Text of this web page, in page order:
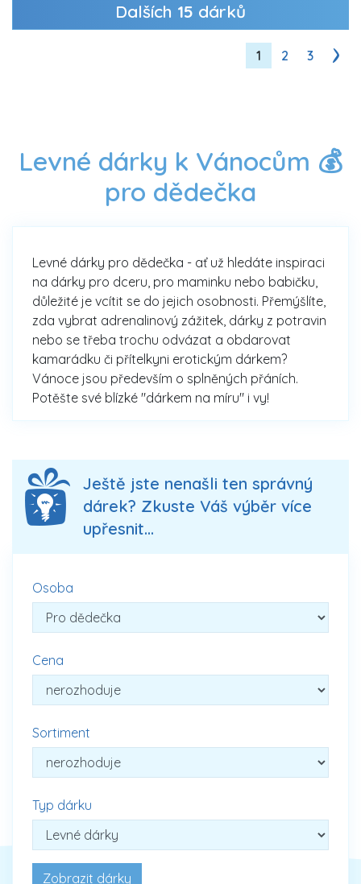
Dalších 15 dárků
1 2 3
Levné dárky k Vánocům 💰
pro dědečka
Levné dárky pro dědečka - ať už hledáte inspiraci
na dárky pro dceru, pro maminku nebo babičku,
důležité je vcítit se do jejich osobnosti. Přemýšlíte,
zda vybrat adrenalinový zážitek, dárky z potravin
nebo se třeba trochu odvázat a obdarovat
kamarádku či přítelkyni erotickým dárkem?
Vánoce jsou především o splněných přáních.
Potěšte své blízké "dárkem na míru" i vy!
Ještě jste nenašli ten správný
dárek? Zkuste Váš výběr více
upřesnit...
Osoba
Cena
Sortiment
Typ dárku